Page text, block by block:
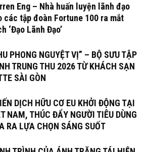
Eng – Nhà huấn luyện lãnh đạo
các tập đoàn Fortune 100 ra mắt
‘Đạo Lãnh Đạo’
PHONG NGUYỆT VỊ” – BỘ SƯU TẬP
TRUNG THU 2026 TỪ KHÁCH SẠN
SÀI GÒN
DỊCH HỮU CƠ EU KHỞI ĐỘNG TẠI
NAM, THÚC ĐẨY NGƯỜI TIÊU DÙNG
RA LỰA CHỌN SÁNG SUỐT